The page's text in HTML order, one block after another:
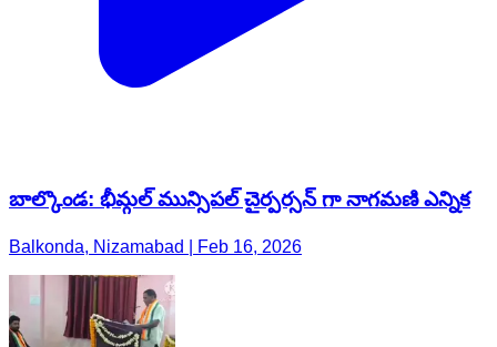
బాల్కొండ: భీమ్గల్ మున్సిపల్ చైర్పర్సన్ గా నాగమణి ఎన్నిక
Balkonda, Nizamabad | Feb 16, 2026